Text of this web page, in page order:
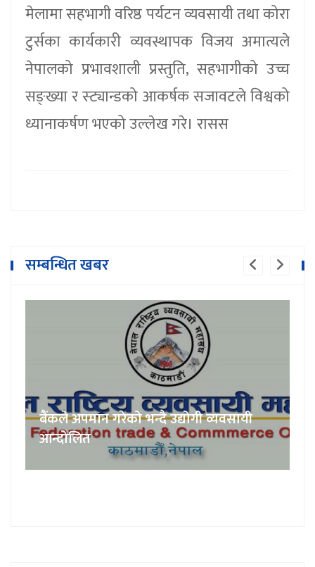
मेलामा सहभागी वरिष्ठ पर्यटन व्यवसायी तथा कोरा
टुर्सका कार्यकारी व्यवस्थापक विजय अमात्यले
नेपालको प्रभावशाली प्रस्तुति, सहभागीको उच्च
सङ्ख्या र स्ट्यान्डको आकर्षक सजावटले विश्वको
ध्यानाकर्षण भएको उल्लेख गरे। रासस
सम्बन्धित खबर
बैंकले अपमान गरेको भन्दै उद्योगी व्यवसायी
आन्दोलित